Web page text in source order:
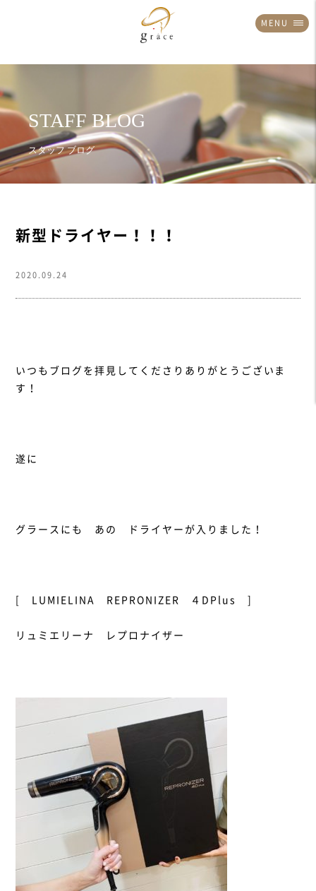
MENU
新型ドライヤー！！！
2020.09.24
いつもブログを拝見してくださりありがとうございま
す！
遂に
グラースにも あの ドライヤーが入りました！
[ LUMIELINA REPRONIZER ４DPlus ]
リュミエリーナ レプロナイザー